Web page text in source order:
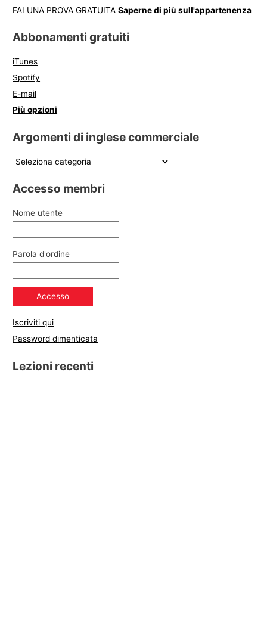
FAI UNA PROVA GRATUITA Saperne di più sull'appartenenza
Abbonamenti gratuiti
iTunes
Spotify
E-mail
Più opzioni
Argomenti di inglese commerciale
Accesso membri
Nome utente
Parola d'ordine
Iscriviti qui
Password dimenticata
Lezioni recenti